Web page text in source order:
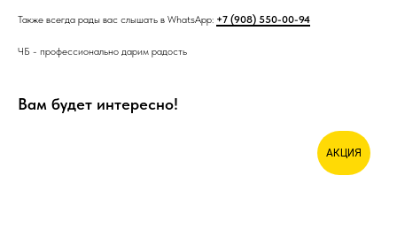
Также всегда рады вас слышать в WhatsApp: +7 (908) 550-00-94
ЧБ - профессионально дарим радость
Вам будет интересно!
АКЦИЯ